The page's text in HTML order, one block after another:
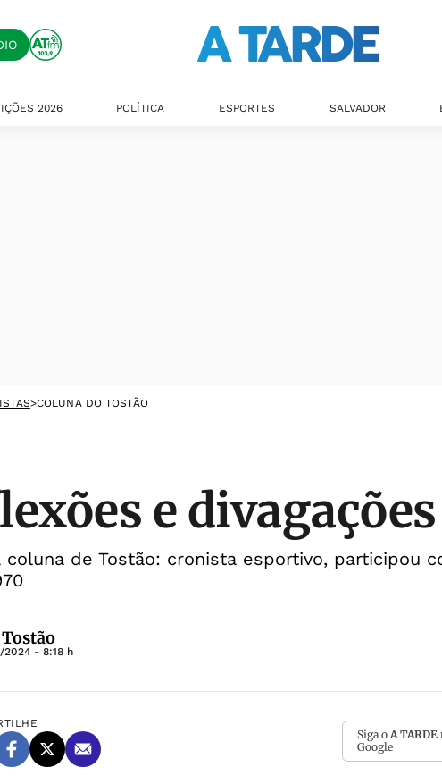
2026 POLÍTICA ESPORTES SALVADOR
>COLUNA DO TOSTÃO
e divagações
coluna de Tostão: cronista esportivo, participou
Tostão
2024 - 8:18 h
Siga o A TARDE
Google